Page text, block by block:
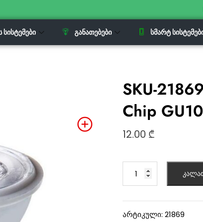
ᲡᲘᲡᲢᲔᲛᲔᲑᲘ ᲒᲐᲜᲐᲗᲔᲑᲔᲑᲘ ᲡᲛᲐᲠᲢ
SKU-
Chip
12.00 ₾
არტიკული: 21869